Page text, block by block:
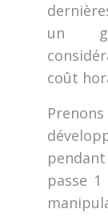
un
coût
passe